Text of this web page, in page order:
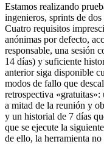
Estamos realizando
ingenieros, sprints de
Cuatro requisitos
anónimas por defecto,
responsable, una sesión
14 días) y suficiente
anterior siga disponible
modos de fallo que
retrospectiva
a mitad de la reunión y
y un historial de 7 días
que se ejecute la
de ello, la herramienta